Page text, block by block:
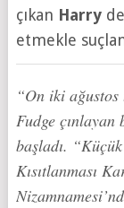
çıkan Harryde
etmekle
“On iki
Fudge
başladı.
Kısıtlanması